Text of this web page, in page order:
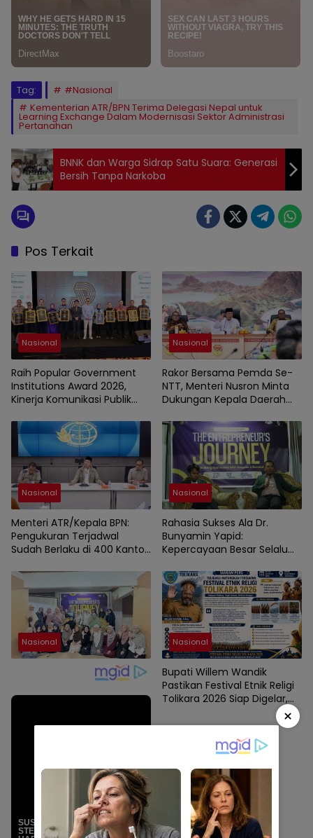
Tag:
#Nasional
Kementerian ATR/BPN Terima Delegasi Nepal untuk
Learning Exchange Dalam Modernisasi Sektor Administrasi
Pertanahan
BNNK dan Warga Sidrap Satu Suara: Generasi
Bersih Tanpa Narkoba
Pos Terkait
Nasional
Raih Popular Government
Institutions Award 2026,
Kinerja Komunikasi Publik
Kembali Diakui
Nasional
Rakor Bersama Pemda Se-
NTT, Menteri Nusron Minta
Dukungan Kepala Daerah
Layanan Pertanahan
Nasional
Menteri ATR/Kepala BPN:
Pengukuran Terjadwal
Sudah Berlaku di 400 Kantor
Nasional
Rahasia Sukses Ala Dr.
Bunyamin Yapid:
Kepercayaan Besar Selalu
Nasional Nasional
Bupati Willem Wandik
Pastikan Festival Etnik Religi
Tolikara 2026 Siap Digelar,
Berdampak bagi Daerah ×